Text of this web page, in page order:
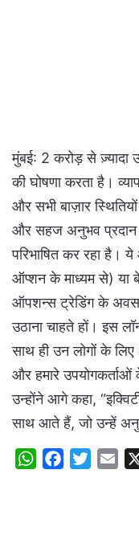
मुंबई: 2 करोड़ से ज़्यादा
की घोषणा करता है।
और सभी बाज़ार
और सहज अनुभव प्रदान
परिभाषित कर रहा है।
ऑप्शन के माध्यम से) या
ऑपशन्स ट्रेडिंग के
उठाना चाहते हों। इस
साथ ही उन लोगों के
और हमारे उपयोगकर्ताओं
उन्होंने आगे कहा,
साथ आते हैं, जो उन्हें
W